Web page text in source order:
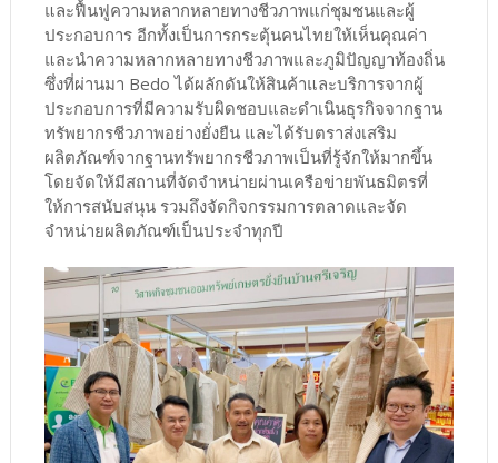
และฟื้นฟูความหลากหลายทางชีวภาพแก่ชุมชนและผู้
ประกอบการ อีกทั้งเป็นการกระตุ้นคนไทยให้เห็นคุณค่า
และนำความหลากหลายทางชีวภาพและภูมิปัญญาท้องถิ่น
ซึ่งที่ผ่านมา Bedo ได้ผลักดันให้สินค้าและบริการจากผู้
ประกอบการที่มีความรับผิดชอบและดำเนินธุรกิจจากฐาน
ทรัพยากรชีวภาพอย่างยั่งยืน และได้รับตราส่งเสริม
ผลิตภัณฑ์จากฐานทรัพยากรชีวภาพเป็นที่รู้จักให้มากขึ้น
โดยจัดให้มีสถานที่จัดจำหน่ายผ่านเครือข่ายพันธมิตรที่
ให้การสนับสนุน รวมถึงจัดกิจกรรมการตลาดและจัด
จำหน่ายผลิตภัณฑ์เป็นประจำทุกปี